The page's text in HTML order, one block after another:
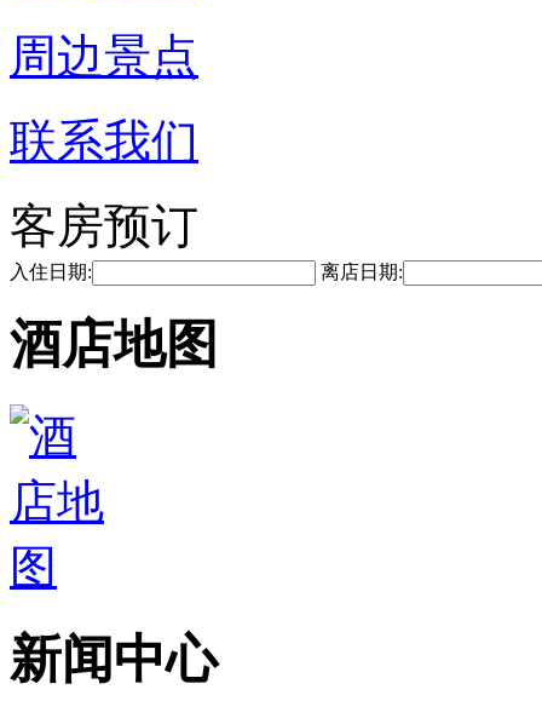
周边景点
联系我们
客房预订
入住日期: 离店日期:
酒店地图
新闻中心